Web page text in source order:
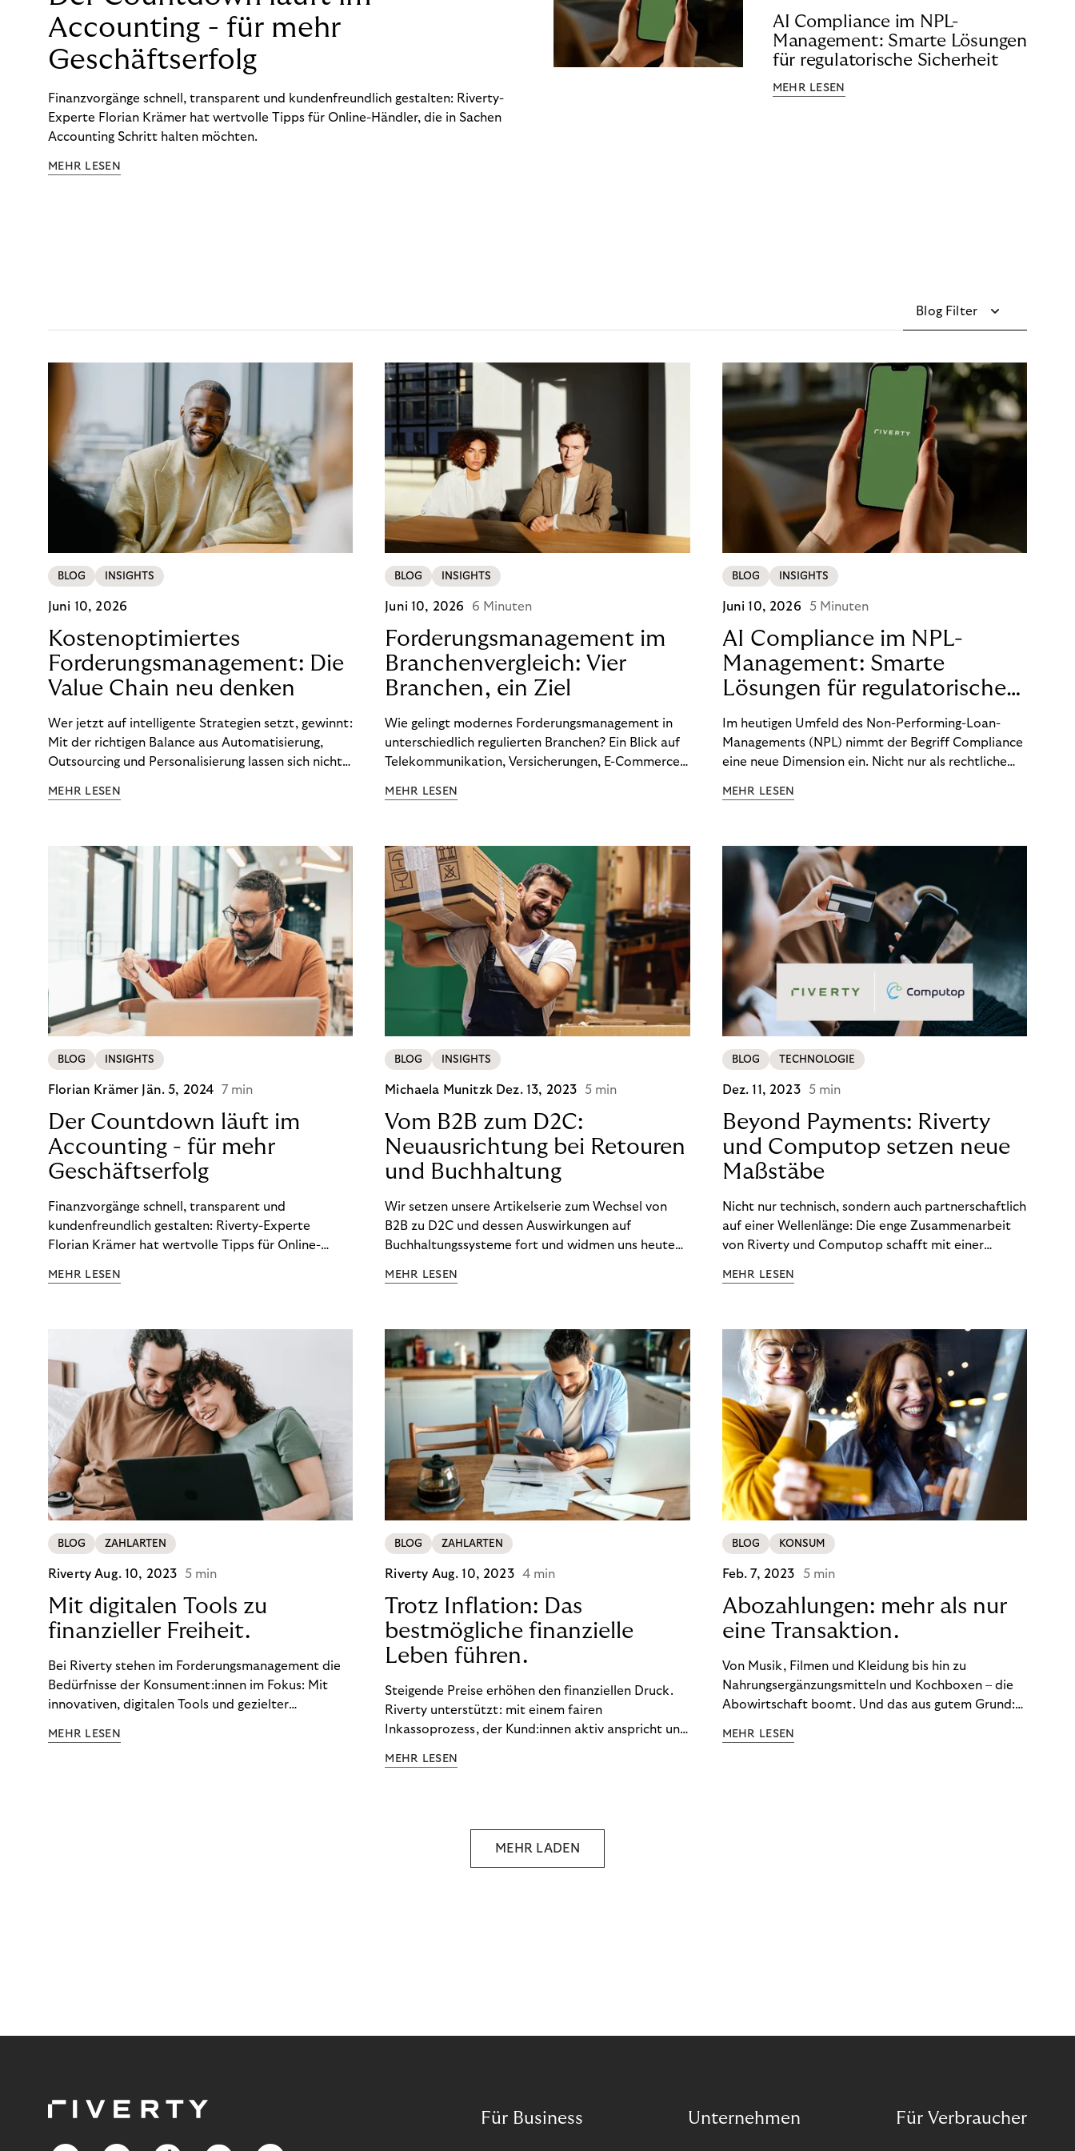
Accounting - für mehr
Geschäftserfolg
Finanzvorgänge schnell, transparent und kundenfreundlich gestalten: Riverty-
Experte Florian Krämer hat wertvolle Tipps für Online-Händler, die in Sachen
Accounting Schritt halten möchten.
MEHR LESEN
AI Compliance im NPL-
Management: Smarte Lösungen
für regulatorische Sicherheit
MEHR LESEN
Blog Filter
BLOG INSIGHTS
Juni 10, 2026
Kostenoptimiertes
Forderungsmanagement: Die
Value Chain neu denken
Wer jetzt auf intelligente Strategien setzt, gewinnt:
Mit der richtigen Balance aus Automatisierung,
Outsourcing und Personalisierung lassen sich nicht
Ergebnisse sichern. Riverty zeigt, wie Recovery-
MEHR LESEN
BLOG INSIGHTS
Juni 10, 2026 6 Minuten
Forderungsmanagement im
Branchenvergleich: Vier
Branchen, ein Ziel
Wie gelingt modernes Forderungsmanagement in
unterschiedlich regulierten Branchen? Ein Blick auf
Telekommunikation, Versicherungen, E-Commerce
wirksam reduzieren will, braucht keine
MEHR LESEN
BLOG INSIGHTS
Juni 10, 2026 5 Minuten
AI Compliance im NPL-
Management: Smarte
Lösungen für regulatorische
Sicherheit
Im heutigen Umfeld des Non-Performing-Loan-
Managements (NPL) nimmt der Begriff Compliance
eine neue Dimension ein. Nicht nur als rechtliche
Wettbewerbsvorteil. In einem Umfeld steigender
(DSGVO) – geraten viele Unternehmen an die
Grenzen traditioneller Compliance-Mechanismen.
MEHR LESEN
BLOG INSIGHTS
Florian Krämer Jän. 5, 2024 7 min
Der Countdown läuft im
Accounting - für mehr
Geschäftserfolg
Finanzvorgänge schnell, transparent und
kundenfreundlich gestalten: Riverty-Experte
Florian Krämer hat wertvolle Tipps für Online-
möchten.
MEHR LESEN
BLOG INSIGHTS
Michaela Munitzk Dez. 13, 2023 5 min
Vom B2B zum D2C:
Neuausrichtung bei Retouren
und Buchhaltung
Wir setzen unsere Artikelserie zum Wechsel von
B2B zu D2C und dessen Auswirkungen auf
Buchhaltungssysteme fort und widmen uns heute
im D2C-Bereich.
MEHR LESEN
BLOG TECHNOLOGIE
Dez. 11, 2023 5 min
Beyond Payments: Riverty
und Computop setzen neue
Maßstäbe
Nicht nur technisch, sondern auch partnerschaftlich
auf einer Wellenlänge: Die enge Zusammenarbeit
von Riverty und Computop schafft mit einer
Zahlungsabwicklung echte Mehrwerte für Händler.
MEHR LESEN
BLOG ZAHLARTEN
RivertyAug. 10, 2023 5 min
Mit digitalen Tools zu
finanzieller Freiheit.
Bei Riverty stehen im Forderungsmanagement die
Bedürfnisse der Konsument:innen im Fokus: Mit
innovativen, digitalen Tools und gezielter
ein Leben in finanzieller Freiheit zu führen. So
MEHR LESEN
BLOG ZAHLARTEN
Riverty Aug. 10, 2023 4 min
Trotz Inflation: Das
bestmögliche finanzielle
Leben führen.
Steigende Preise erhöhen den finanziellen Druck.
Riverty unterstützt: mit einem fairen
Inkassoprozess, der Kund:innen aktiv anspricht und
Finanzbildung ermöglicht. So bleiben Menschen
MEHR LESEN
BLOG KONSUM
Feb. 7, 2023 5 min
Abozahlungen: mehr als nur
eine Transaktion.
Von Musik, Filmen und Kleidung bis hin zu
Nahrungsergänzungsmitteln und Kochboxen – die
Abowirtschaft boomt. Und das aus gutem Grund:
wünschen. Sie ermöglichen es uns, Produkte und
MEHR LESEN
MEHR LADEN
Für Business Unternehmen Für Verbraucher